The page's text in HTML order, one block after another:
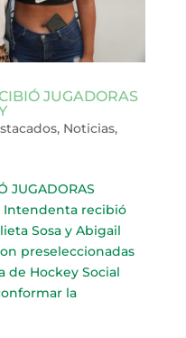
JUGADORAS
, Noticias,
JUGADORAS
Intendenta recibió
Sosa y Abigail
preseleccionadas
de Hockey Social
la